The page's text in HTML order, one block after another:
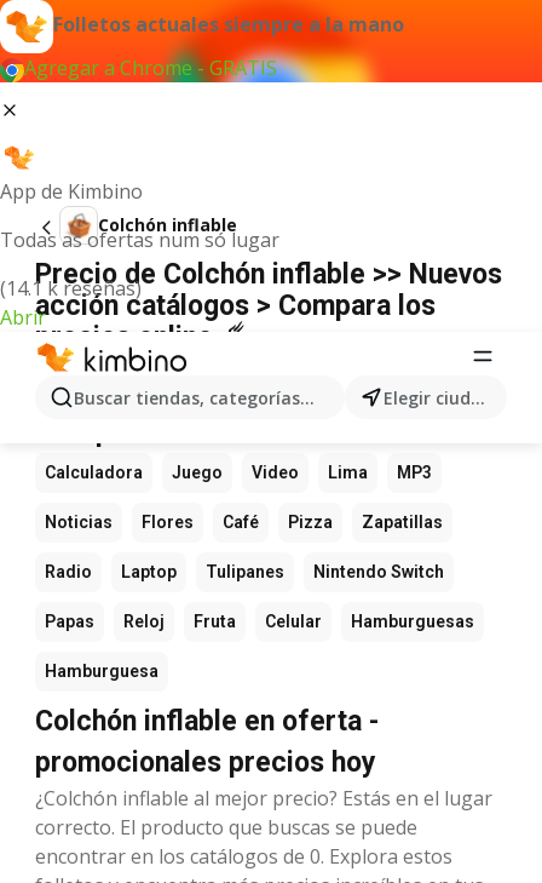
Folletos actuales siempre a la mano
Agregar a Chrome - GRATIS
App de Kimbino
Todas as ofertas num só lugar
(14.1 k reseñas)
Abrir
Buscar tiendas, categorías, productos... Elegir ciudad
Colchón inflable
Precio de Colchón inflable >> Nuevos
acción catálogos > Compara los
precios online ☄️
No hemos encontrado resultados para este
término.
Calculadora Juego Video Lima MP3
Noticias Flores Café Pizza Zapatillas
Radio Laptop Tulipanes Nintendo Switch
Papas Reloj Fruta Celular Hamburguesas
Hamburguesa
Colchón inflable en oferta -
promocionales precios hoy
¿Colchón inflable al mejor precio? Estás en el lugar
correcto. El producto que buscas se puede
encontrar en los catálogos de 0. Explora estos